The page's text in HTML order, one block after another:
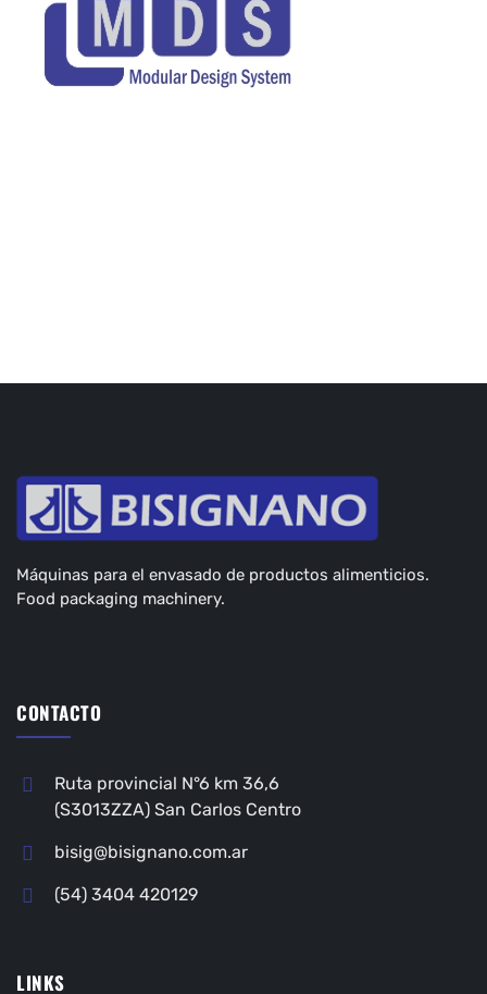
Máquinas para el envasado de productos alimenticios.
Food packaging machinery.
CONTACTO
Ruta provincial N°6 km 36,6
(S3013ZZA) San Carlos Centro
bisig@bisignano.com.ar
(54) 3404 420129
LINKS